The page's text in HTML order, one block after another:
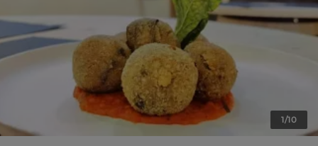
1/10